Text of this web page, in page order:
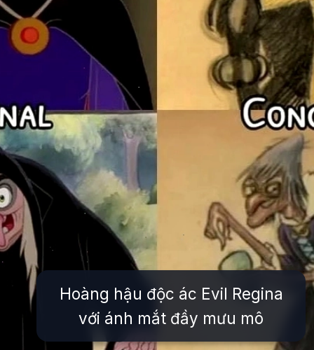
Hoàng hậu độc ác Evil Regina
với ánh mắt đầy mưu mô